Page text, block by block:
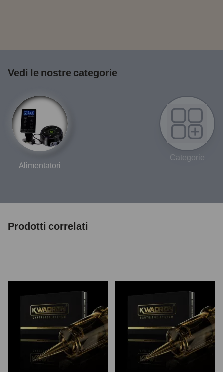
Vedi le nostre categorie
Alimentatori
Categorie
Prodotti correlati